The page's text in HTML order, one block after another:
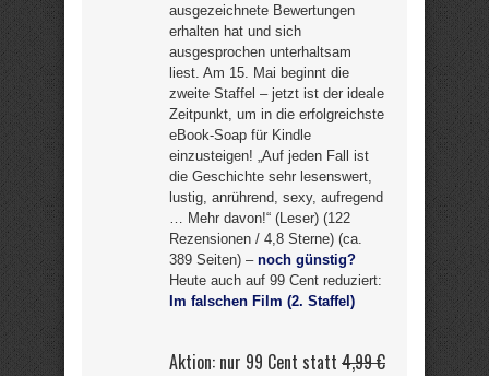
ausgezeichnete Bewertungen
erhalten hat und sich
ausgesprochen unterhaltsam
liest. Am 15. Mai beginnt die
zweite Staffel – jetzt ist der ideale
Zeitpunkt, um in die erfolgreichste
eBook-Soap für Kindle
einzusteigen! „Auf jeden Fall ist
die Geschichte sehr lesenswert,
lustig, anrührend, sexy, aufregend
… Mehr davon!“ (Leser) (122
Rezensionen / 4,8 Sterne) (ca.
389 Seiten) – noch günstig?
Heute auch auf 99 Cent reduziert:
Im falschen Film (2. Staffel)
Aktion: nur 99 Cent statt 4,99 €